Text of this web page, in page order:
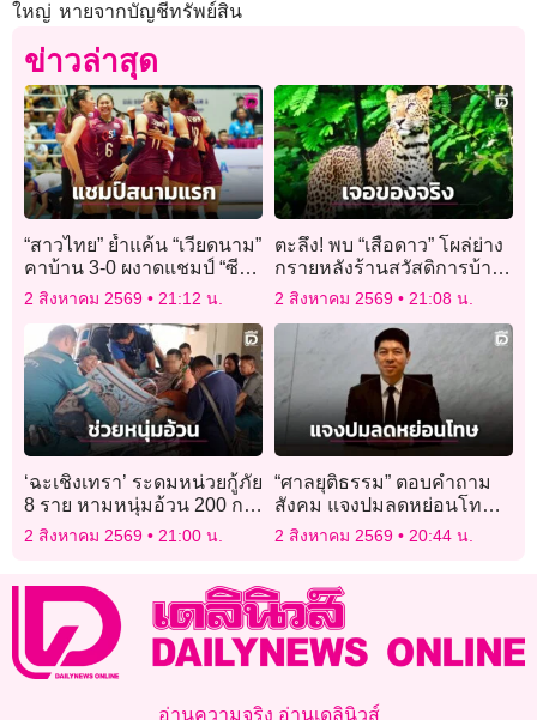
ใหญ่ หายจากบัญชีทรัพย์สิน
ข่าวล่าสุด
“สาวไทย” ย้ำแค้น “เวียดนาม”
คาบ้าน 3-0 ผงาดแชมป์ “ซีวี
ลีก 2026” สนามแรก
2 สิงหาคม 2569 21:12 น.
ตะลึง! พบ “เสือดาว” โผล่ย่าง
กรายหลังร้านสวัสดิการบ้าน
กร่างแคมป์ แก่งกระจาน
2 สิงหาคม 2569 21:08 น.
‘ฉะเชิงเทรา’ ระดมหน่วยกู้ภัย
8 ราย หามหนุ่มอ้วน 200 กก.
ส่งโรงพยาบาล
2 สิงหาคม 2569 21:00 น.
“ศาลยุติธรรม” ตอบคำถาม
สังคม แจงปมลดหย่อนโทษ
คดีฆาตกรรม
2 สิงหาคม 2569 20:44 น.
อ่านความจริง อ่านเดลินิวส์